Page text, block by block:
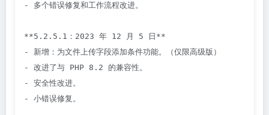
- 多个错误修复和工作流程改进。
**5.2.5.1：2023 年 12 月 5 日**
- 新增：为文件上传字段添加条件功能。（仅限高级版）
- 改进了与 PHP 8.2 的兼容性。
- 安全性改进。
- 小错误修复。